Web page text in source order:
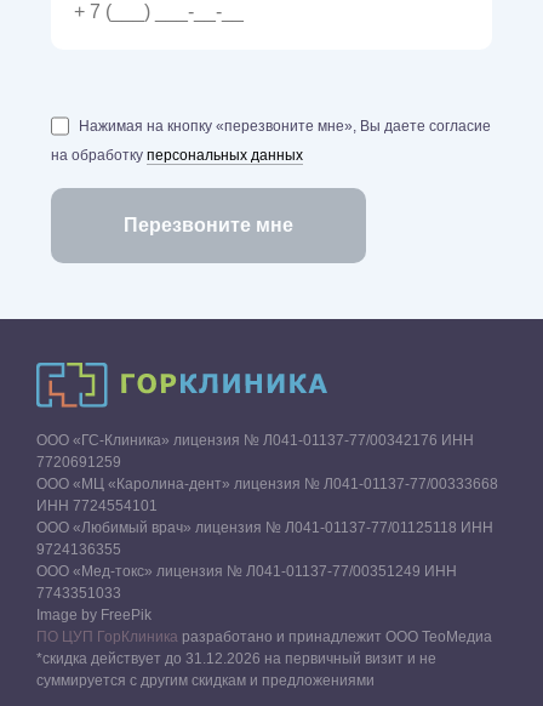
Нажимая на кнопку «перезвоните мне», Вы даете согласие
на обработку персональных данных
ООО «ГС-Клиника» лицензия № Л041-01137-77/00342176 ИНН
7720691259
ООО «МЦ «Каролина-дент» лицензия № Л041-01137-77/00333668
ИНН 7724554101
ООО «Любимый врач» лицензия № Л041-01137-77/01125118 ИНН
9724136355
ООО «Мед-токс» лицензия № Л041-01137-77/00351249 ИНН
7743351033
Image by FreePik
ПО ЦУП ГорКлиника разработано и принадлежит ООО ТеоМедиа
*скидка действует до 31.12.2026 на первичный визит и не
суммируется с другим скидкам и предложениями